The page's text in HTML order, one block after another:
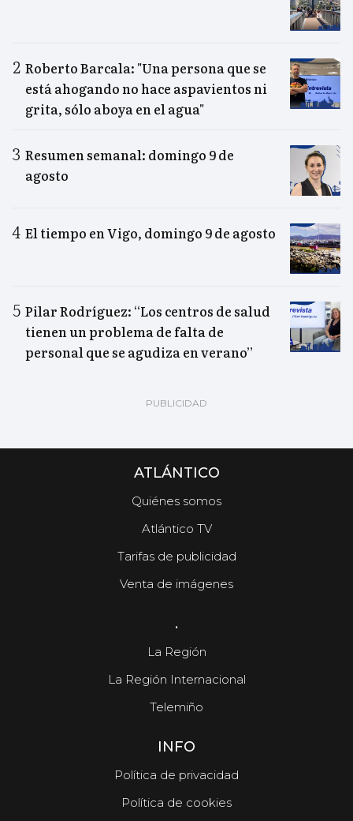
Roberto Barcala: "Una persona que se
está ahogando no hace aspavientos ni
grita, sólo aboya en el agua"
Resumen semanal: domingo 9 de
agosto
El tiempo en Vigo, domingo 9 de agosto
Pilar Rodríguez: “Los centros de salud
tienen un problema de falta de
personal que se agudiza en verano”
ATLÁNTICO
Quiénes somos
Atlántico TV
Tarifas de publicidad
Venta de imágenes
.
La Región
La Región Internacional
Telemiño
INFO
Política de privacidad
Política de cookies